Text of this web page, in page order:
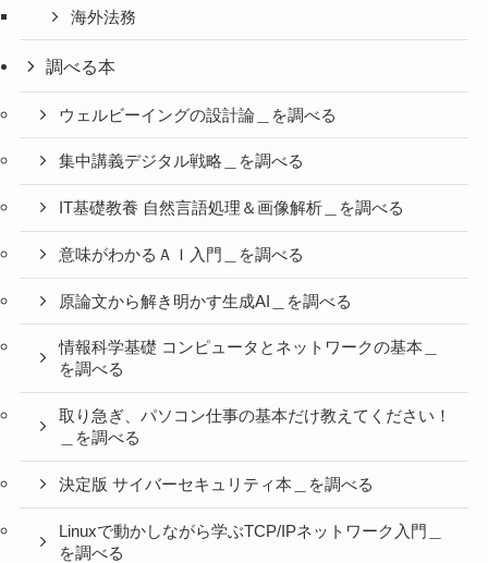
海外法務
調べる本
ウェルビーイングの設計論＿を調べる
集中講義デジタル戦略＿を調べる
IT基礎教養 自然言語処理＆画像解析＿を調べる
意味がわかるＡＩ入門＿を調べる
原論文から解き明かす生成AI＿を調べる
情報科学基礎 コンピュータとネットワークの基本＿
を調べる
取り急ぎ、パソコン仕事の基本だけ教えてください！
＿を調べる
決定版 サイバーセキュリティ本＿を調べる
Linuxで動かしながら学ぶTCP/IPネットワーク入門＿
を調べる